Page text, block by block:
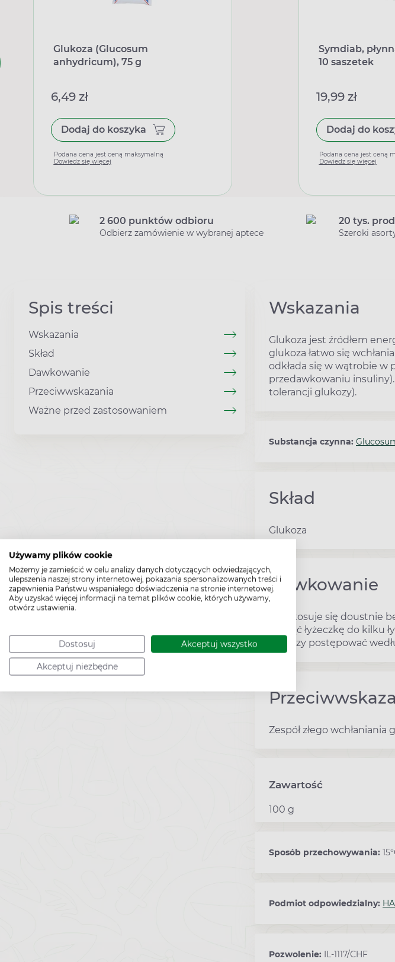
Używamy plików cookie
Możemy je zamieścić w celu analizy danych dotyczących odwiedzających,
ulepszenia naszej strony internetowej, pokazania spersonalizowanych treści i
zapewnienia Państwu wspaniałego doświadczenia na stronie internetowej.
Aby uzyskać więcej informacji na temat plików cookie, których używamy,
otwórz ustawienia.
Dostosuj Akceptuj wszystko
Akceptuj niezbędne
Glukoza (Glucosum
anhydricum), 75 g
6,49 zł
Dodaj do koszyka
Podana cena jest ceną maksymalną
Dowiedz się więcej
Symdiab,
10 saszetek
19,99 zł
Dodaj do
Podana cena jest ceną
Dowiedz się więcej
2 600 punktów odbioru
Odbierz zamówienie w wybranej aptece
20 tys.
Szeroki
Spis treści
Wskazania
Skład
Dawkowanie
Przeciwwskazania
Ważne przed zastosowaniem
Wskazania
Glukoza jest źródłem
glukoza łatwo się
odkłada się w wątrobie w
przedawkowaniu
tolerancji glukozy).
Substancja czynna:
Skład
Glukoza
Dawkowanie
Lek stosuje się doustnie
przyjąć łyżeczkę do
glukozy postępować
Zespół złego wchłaniania
Zawartość
100 g
Sposób przechowywania:
Podmiot odpowiedzialny:
Pozwolenie: IL-1117/CHF